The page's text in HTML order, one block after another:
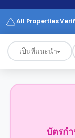
Works
All Properties
เป็นที่แนะนำ
บัตรก